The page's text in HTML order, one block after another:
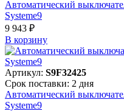
Автоматический
Systeme9
9 943 ₽
В корзинy
Артикул: S9F32425
Срок поставки: 2 дня
Автоматический
Systeme9